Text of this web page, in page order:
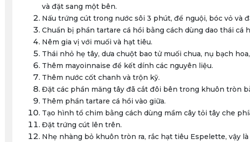
và đặt sang một bên.
Nấu trứng cút trong nước sôi 3 phút, để nguội, bóc vỏ và
Chuẩn bị phần tartare cá hồi bằng cách dùng dao thái cá
Nêm gia vị với muối và hạt tiêu.
Thái nhỏ hẹ tây, dưa chuột bao tử muối chua, nụ bạch
Thêm mayoinnaise để kết dính các nguyên liệu.​
Thêm nước cốt chanh và trộn kỹ.
Đặt các phần măng tây đã cắt đôi bên trong khuôn tròn
Thêm phần tartare cá hồi vào giữa.
Tạo hình tổ chim bằng cách dùng mầm cây tỏi tây che
Đặt trứng cút lên trên.​
Nhẹ nhàng bỏ khuôn tròn ra, rắc hạt tiêu Espelette, vậy